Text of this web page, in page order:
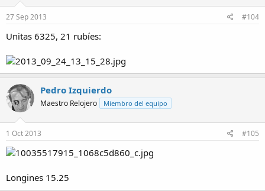
27 Sep 2013 #104
Unitas 6325, 21 rubíes:
Pedro Izquierdo
Maestro Relojero Miembro del equipo
1 Oct 2013 #105
Longines 15.25